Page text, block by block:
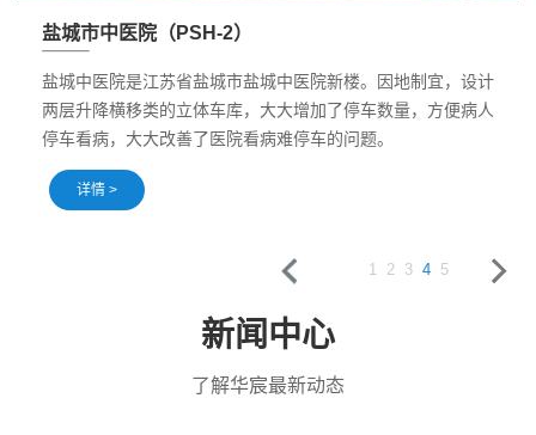
盐城市中医院（PSH-2）
盐城中医院是江苏省盐城市盐城中医院新楼。因地制宜，设计
两层升降横移类的立体车库，大大增加了停车数量，方便病人
停车看病，大大改善了医院看病难停车的问题。
详情 >
1 2 3 4 5
新闻中心
了解华宸最新动态